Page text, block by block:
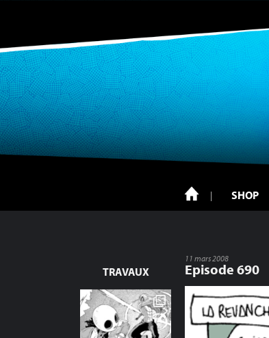
SHOP
TRAVAUX
11 mars 2008
Episode 690